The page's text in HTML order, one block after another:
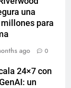
una
para
ago 0
24×7 con
un